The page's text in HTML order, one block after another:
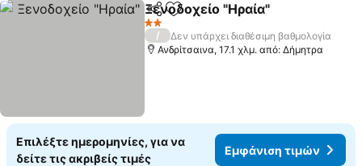
Κοινοποίηση
Προσθήκη στα αγαπημένα
Ξενοδοχείο "Ηραία"
2 Αστέρια
/
Δεν υπάρχει διαθέσιμη βαθμολογία
Ανδρίτσαινα, 17.1 χλμ. από: Δήμητρα
Επιλέξτε ημερομηνίες, για να
δείτε τις ακριβείς τιμές
Εμφάνιση τιμών